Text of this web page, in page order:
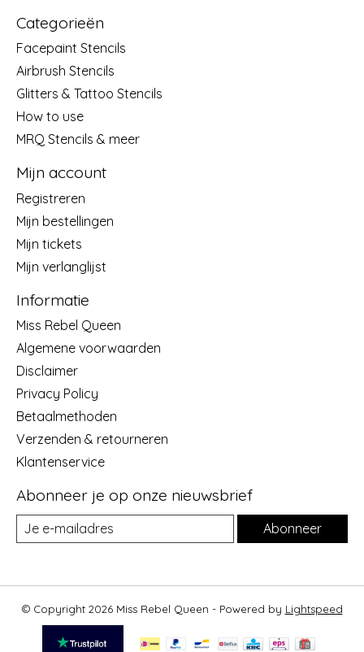
Categorieën
Facepaint Stencils
Airbrush Stencils
Glitters & Tattoo Stencils
How to use
MRQ Stencils & meer
Mijn account
Registreren
Mijn bestellingen
Mijn tickets
Mijn verlanglijst
Informatie
Miss Rebel Queen
Algemene voorwaarden
Disclaimer
Privacy Policy
Betaalmethoden
Verzenden & retourneren
Klantenservice
Abonneer je op onze nieuwsbrief
Abonneer
© Copyright 2026 Miss Rebel Queen - Powered by Lightspeed